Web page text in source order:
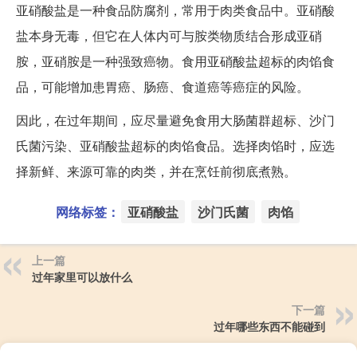
亚硝酸盐是一种食品防腐剂，常用于肉类食品中。亚硝酸
盐本身无毒，但它在人体内可与胺类物质结合形成亚硝
胺，亚硝胺是一种强致癌物。食用亚硝酸盐超标的肉馅食
品，可能增加患胃癌、肠癌、食道癌等癌症的风险。
因此，在过年期间，应尽量避免食用大肠菌群超标、沙门
氏菌污染、亚硝酸盐超标的肉馅食品。选择肉馅时，应选
择新鲜、来源可靠的肉类，并在烹饪前彻底煮熟。
网络标签： 亚硝酸盐 沙门氏菌 肉馅
上一篇
过年家里可以放什么
下一篇
过年哪些东西不能碰到